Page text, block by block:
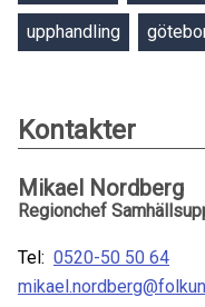
upphandling
Kontakter
Mikael Nordberg
Regionchef
Tel: 0520-50 50 64